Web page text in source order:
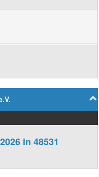
in 48531